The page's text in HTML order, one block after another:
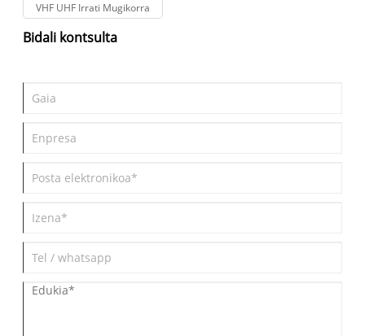
VHF UHF Irrati Mugikorra
Bidali kontsulta